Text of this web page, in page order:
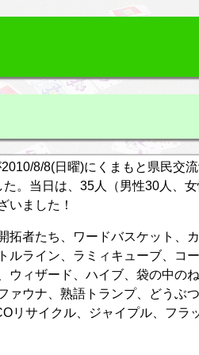
8/8(日曜)にくまもと県民交
。当日は、35人（男性30人、
いました！
拓者たち、ワードバスケット、
ルライン、ラミィキューブ、コ
ウィザード、ハイブ、袋の中の
ウナ、熟語トランプ、どうぶつ
リサイクル、ジャイプル、フラ